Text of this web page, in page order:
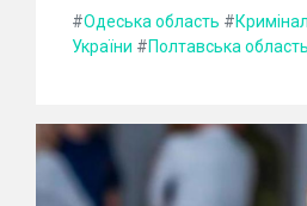
#Одеська область #
України #Полтавська область